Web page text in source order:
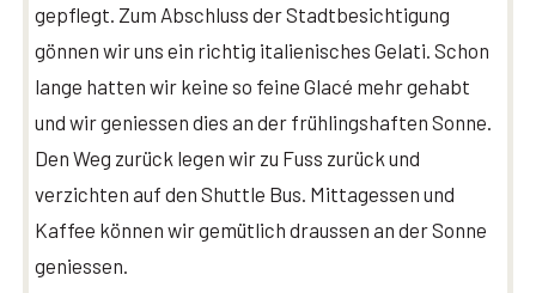
gepflegt. Zum Abschluss der Stadtbesichtigung
gönnen wir uns ein richtig italienisches Gelati. Schon
lange hatten wir keine so feine Glacé mehr gehabt
und wir geniessen dies an der frühlingshaften Sonne.
Den Weg zurück legen wir zu Fuss zurück und
verzichten auf den Shuttle Bus. Mittagessen und
Kaffee können wir gemütlich draussen an der Sonne
geniessen.